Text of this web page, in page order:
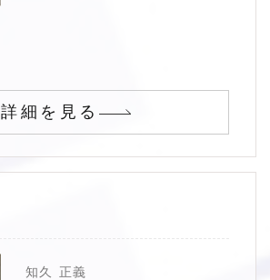
詳細を見る
知久 正義